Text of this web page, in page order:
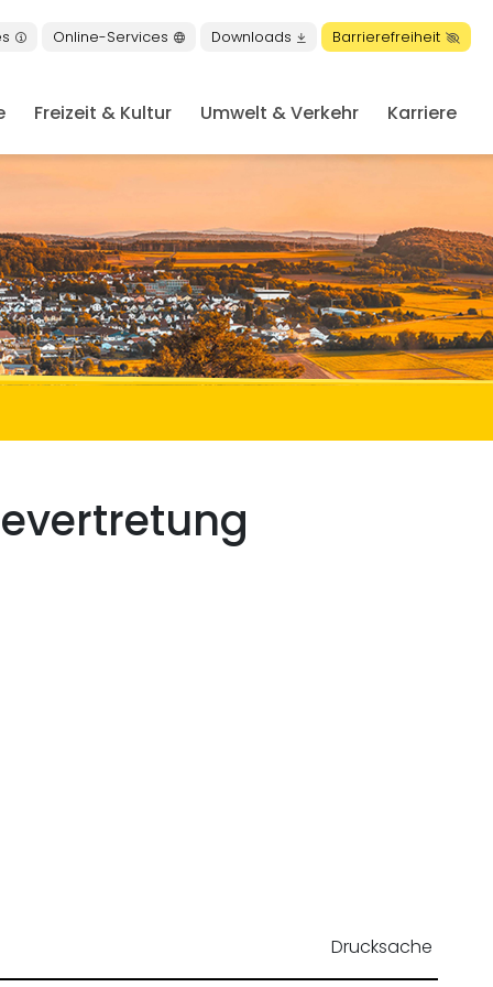
Freizeit & Kultur Umwelt & Verkehr Karriere
Online-Services Downloads Barrierefreiheit
Drucksache